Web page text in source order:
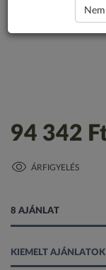
94 342
ÁRFIGYELÉS
8 AJÁNLAT
KIEMELT